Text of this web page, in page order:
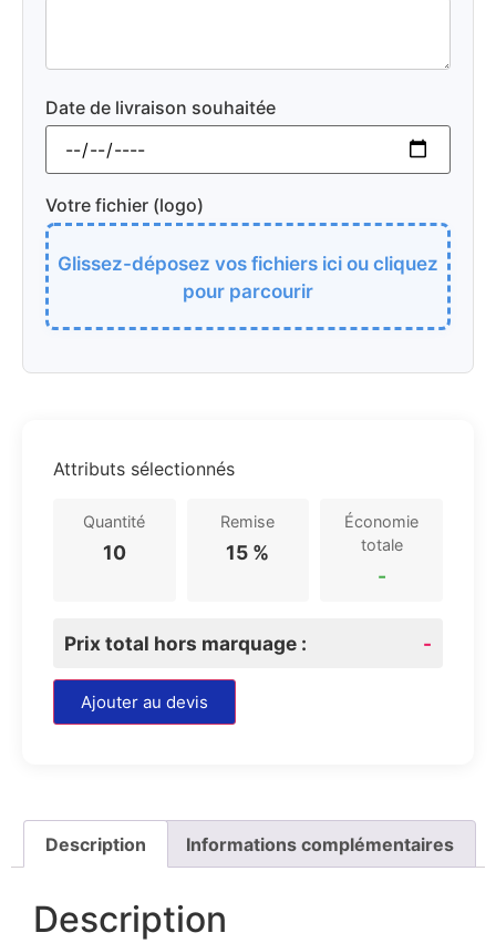
Date de livraison souhaitée
Votre fichier (logo)
Glissez-déposez vos fichiers ici ou cliquez
pour parcourir
Attributs sélectionnés
Quantité
10
Remise
15 %
Économie
totale
-
Prix total hors marquage : -
Ajouter au devis
Description Informations complémentaires
Description